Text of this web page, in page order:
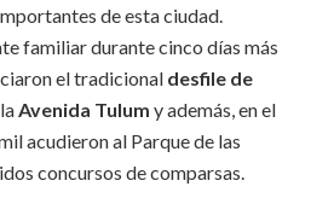
de esta ciudad.
familiar durante cinco días más
el tradicional desfile de
Avenida Tulum y además, en el
acudieron al Parque de las
concursos de comparsas.